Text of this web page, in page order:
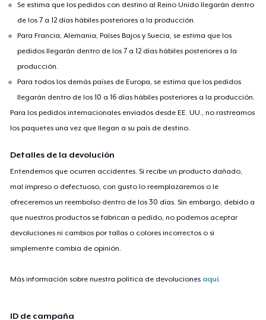
Se estima que los pedidos con destino al Reino Unido llegarán dentro
de los 7 a 12 días hábiles posteriores a la producción.
Para Francia, Alemania, Países Bajos y Suecia, se estima que los
pedidos llegarán dentro de los 7 a 12 días hábiles posteriores a la
producción.
Para todos los demás países de Europa, se estima que los pedidos
llegarán dentro de los 10 a 16 días hábiles posteriores a la producción.
Para los pedidos internacionales enviados desde EE. UU., no rastreamos
los paquetes una vez que llegan a su país de destino.
Detalles de la devolución
Entendemos que ocurren accidentes. Si recibe un producto dañado,
mal impreso o defectuoso, con gusto lo reemplazaremos o le
ofreceremos un reembolso dentro de los 30 días. Sin embargo, debido a
que nuestros productos se fabrican a pedido, no podemos aceptar
devoluciones ni cambios por tallas o colores incorrectos o si
simplemente cambia de opinión.
Más información sobre nuestra política de devoluciones aquí.
ID de campaña